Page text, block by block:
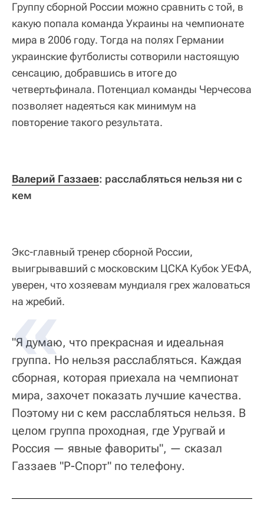
Группу сборной России можно сравнить с той, в
какую попала команда Украины на чемпионате
мира в 2006 году. Тогда на полях Германии
украинские футболисты сотворили настоящую
сенсацию, добравшись в итоге до
четвертьфинала. Потенциал команды Черчесова
позволяет надеяться как минимум на
повторение такого результата.
Валерий Газзаев: расслабляться нельзя ни с
кем
Экс-главный тренер сборной России,
выигрывавший с московским ЦСКА Кубок УЕФА,
уверен, что хозяевам мундиаля грех жаловаться
на жребий.
"Я думаю, что прекрасная и идеальная
группа. Но нельзя расслабляться. Каждая
сборная, которая приехала на чемпионат
мира, захочет показать лучшие качества.
Поэтому ни с кем расслабляться нельзя. В
целом группа проходная, где Уругвай и
Россия — явные фавориты", — сказал
Газзаев "Р-Спорт" по телефону.